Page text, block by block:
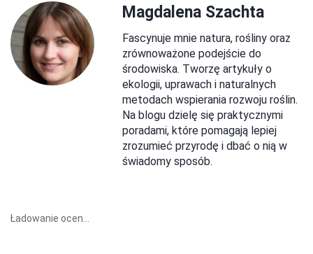
Magdalena Szachta
Fascynuje mnie natura, rośliny oraz
zrównoważone podejście do
środowiska. Tworzę artykuły o
ekologii, uprawach i naturalnych
metodach wspierania rozwoju roślin.
Na blogu dzielę się praktycznymi
poradami, które pomagają lepiej
zrozumieć przyrodę i dbać o nią w
świadomy sposób.
Ładowanie ocen...